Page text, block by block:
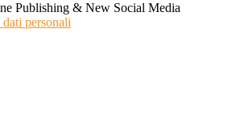
Publishing & New Social Media
personali